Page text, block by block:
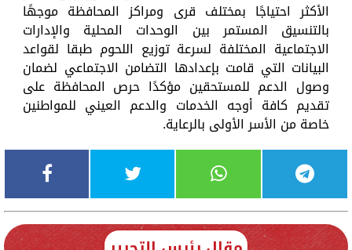
الأكثر احتياجًا بمختلف قرى ومراكز المحافظة موجهًا
بالتنسيق المستمر بين الوحدات المحلية والإدارات
الاجتماعية المختلفة لسرعة توزيع اللحوم طبقا لقواعد
البيانات التي قامت بإعدادها التضامن الاجتماعي لضمان
وصول الدعم للمستحقين مؤكدًا حرص المحافظة على
تقديم كافة أوجه الخدمات والدعم العيني للمواطنين
خاصة من الأسر الأولى بالرعاية.